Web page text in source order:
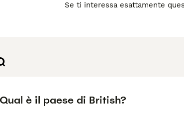
Se ti interessa esattamente
Qual è il paese di British?